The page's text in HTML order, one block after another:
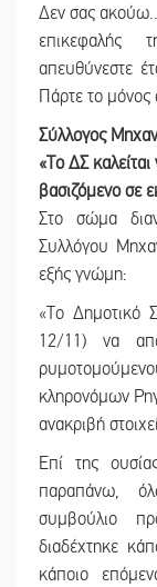
Δεν σας
επικεφαλής
απευθύνεστε
Πάρτε το μόνος
Σύλλογος
«Το ΔΣ
βασιζόμενο σε
Στο σώμα
Συλλόγου
εξής γνώμη:
«Το Δημοτικό
12/11) να
κληρονόμων
ανακριβή
Επί της
παραπάνω,
συμβούλιο
διαδέχτηκε
κάποιο